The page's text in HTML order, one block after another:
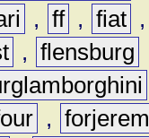
, ff , fiat
, flensburg
,